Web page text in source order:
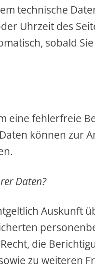
technische
Uhrzeit des
sobald
eine fehlerfreie
können zur
Daten?
Auskunft
die
zu weiteren